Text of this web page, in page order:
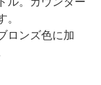
ロンズ色に加